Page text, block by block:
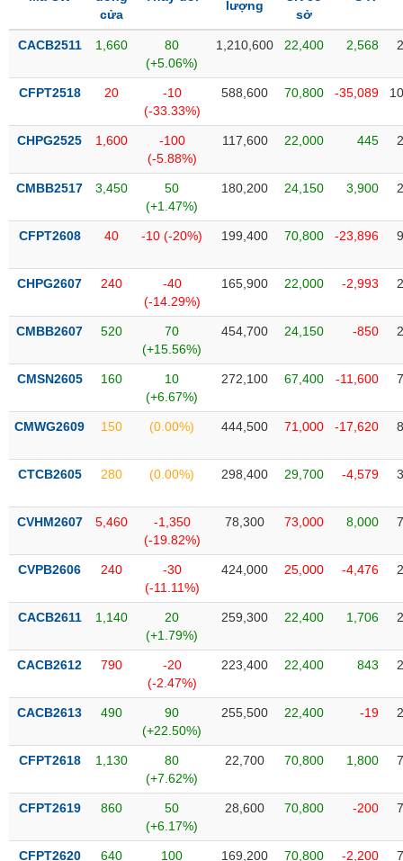
Tâm
thị
cửa
lượng
sở
CACB2511 1,660
80
(+5.06%)
1,210,600 22,400 2,568
CFPT2518 20
-10
(-33.33%)
588,600 70,800 -35,089
CHPG2525 1,600
-100
(-5.88%)
117,600 22,000 445
CMBB2517 3,450
50
(+1.47%)
180,200 24,150 3,900
CFPT2608 40 -10 (-20%) 199,400 70,800 -23,896
CHPG2607 240
-40
(-14.29%)
165,900 22,000 -2,993
CMBB2607 520
70
(+15.56%)
454,700 24,150 -850
CMSN2605 160
10
(+6.67%)
272,100 67,400 -11,600
CMWG2609 150 (0.00%) 444,500 71,000 -17,620
CTCB2605 280 (0.00%) 298,400 29,700 -4,579
CVHM2607 5,460
-1,350
(-19.82%)
78,300 73,000 8,000
CVPB2606 240
-30
(-11.11%)
424,000 25,000 -4,476
CACB2611 1,140
20
(+1.79%)
259,300 22,400 1,706
CACB2612 790
-20
(-2.47%)
223,400 22,400 843
CACB2613 490
90
(+22.50%)
255,500 22,400 -19
CFPT2618 1,130
80
(+7.62%)
22,700 70,800 1,800
CFPT2619 860
50
(+6.17%)
28,600 70,800 -200
CFPT2620 640
100
169,200 70,800 -2,200
DÙNG
TIÊU
THIẾT
SỨC
CHÍNH
NGHỆ
TIN
DỊCH
VỤ
THÔNG